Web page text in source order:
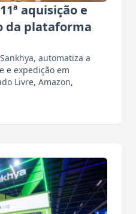
aquisição e
da plataforma
automatiza a
e expedição em
Livre, Amazon,